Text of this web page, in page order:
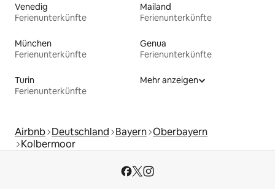
Venedig
Ferienunterkünfte
Mailand
Ferienunterkünfte
München
Ferienunterkünfte
Genua
Ferienunterkünfte
Turin
Ferienunterkünfte
Mehr anzeigen
Airbnb Deutschland Bayern Oberbayern
Kolbermoor